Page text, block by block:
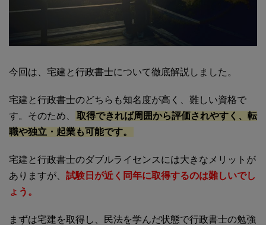
今回は、宅建と行政書士について徹底解説しました。
宅建と行政書士のどちらも知名度が高く、難しい資格で
す。そのため、
取得できれば周囲から評価されやすく、転
職や独立・起業も可能です。
宅建と行政書士のダブルライセンスには大きなメリットが
ありますが、 試験日が近く同年に取得するのは難しいでし
ょう。
まずは宅建を取得し、民法を学んだ状態で行政書士の勉強